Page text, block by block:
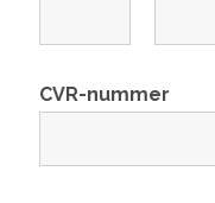
CVR-nummer